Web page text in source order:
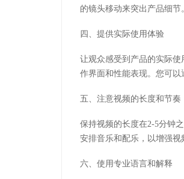
的镜头移动来突出产品细节
四、提供实际使用体验
让观众感受到产品的实际
作界面和性能表现。您可以
五、注意视频的长度和节奏
保持视频的长度在2-5分钟
安排音乐和配乐，以增强视
六、使用专业语言和解释